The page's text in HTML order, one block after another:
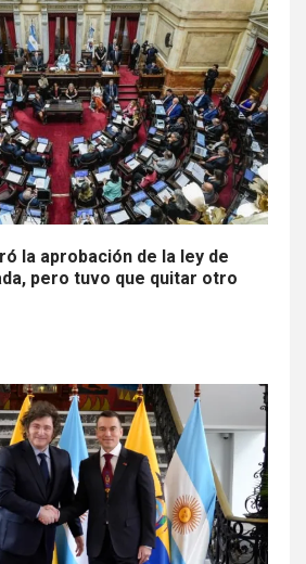
la aprobación de la ley de
pero tuvo que quitar otro